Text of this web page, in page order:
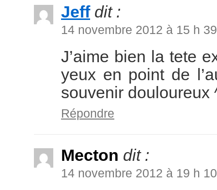
Jeff dit :
14 novembre 2012 à 15 h
J’aime bien la tete
yeux en point de
souvenir douloureux
Répondre
Mecton dit :
14 novembre 2012 à 19 h